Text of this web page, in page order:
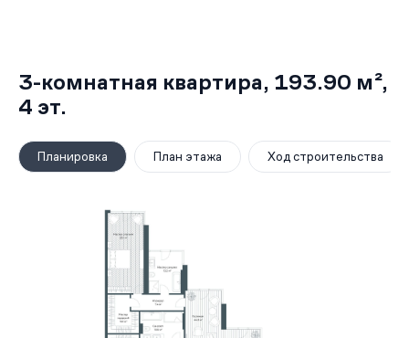
3-комнатная квартира, 193.90 м²,
4 эт.
Планировка План этажа Ход строительства